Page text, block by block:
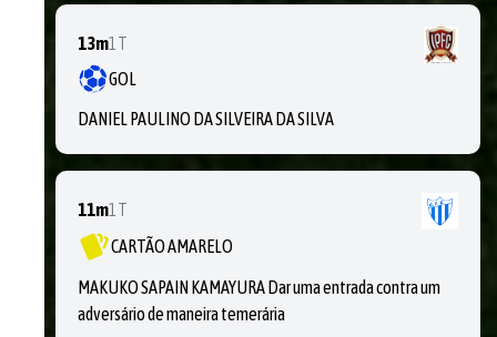
13m1T
GOL
DANIEL PAULINO DA SILVEIRA DA SILVA
11m1T
CARTÃO AMARELO
MAKUKO SAPAIN KAMAYURA Dar uma entrada contra um
adversário de maneira temerária